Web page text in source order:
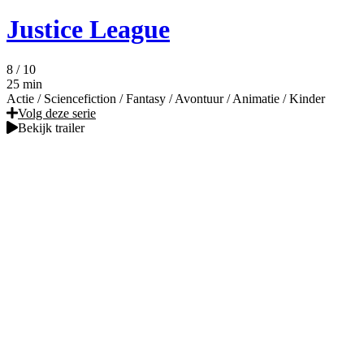
Justice League
8 / 10
25 min
Actie / Sciencefiction / Fantasy / Avontuur / Animatie / Kinder
Volg deze serie
Bekijk trailer